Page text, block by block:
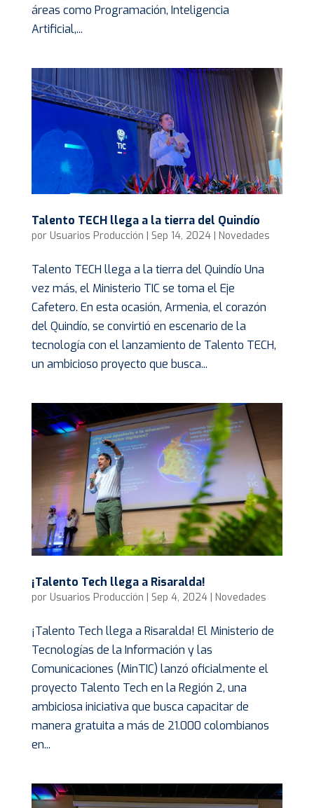
áreas como Programación, Inteligencia
Artificial,...
Talento TECH llega a la tierra del Quindío
por Usuarios Producción Sep 14, 2024| Novedades
Talento TECH llega a la tierra del Quindío Una
vez más, el Ministerio TIC se toma el Eje
Cafetero. En esta ocasión, Armenia, el corazón
del Quindío, se convirtió en escenario de la
tecnología con el lanzamiento de Talento TECH,
un ambicioso proyecto que busca...
¡Talento Tech llega a Risaralda!
por Usuarios Producción Sep 4, 2024| Novedades
¡Talento Tech llega a Risaralda! El Ministerio de
Tecnologías de la Información y las
Comunicaciones (MinTIC) lanzó oficialmente el
proyecto Talento Tech en la Región 2, una
ambiciosa iniciativa que busca capacitar de
manera gratuita a más de 21.000 colombianos
en...